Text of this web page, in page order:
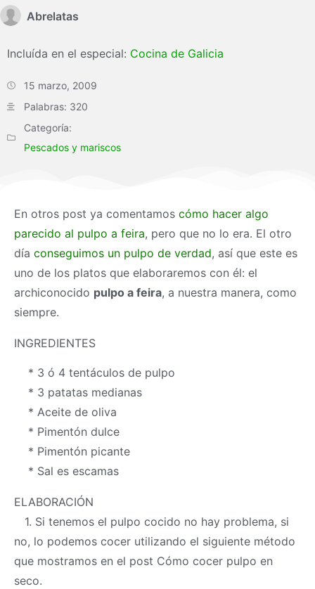
Abrelatas
Incluída en el especial: Cocina de Galicia
15 marzo, 2009
Palabras: 320
Categoría:
Pescados y mariscos
En otros post ya comentamos cómo hacer algo
parecido al pulpo a feira, pero que no lo era. El otro
día conseguimos un pulpo de verdad, así que este es
uno de los platos que elaboraremos con él: el
archiconocido pulpo a feira, a nuestra manera, como
siempre.
INGREDIENTES
* 3 ó 4 tentáculos de pulpo
* 3 patatas medianas
* Aceite de oliva
* Pimentón dulce
* Pimentón picante
* Sal es escamas
ELABORACIÓN
1. Si tenemos el pulpo cocido no hay problema, si
no, lo podemos cocer utilizando el siguiente método
que mostramos en el post Cómo cocer pulpo en
seco.